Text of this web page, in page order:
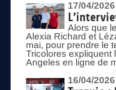
17/04/2026
Alors que
Alexia Richard et
mai, pour prendre le
Tricolores expliquent
Angeles en ligne de
16/04/2026